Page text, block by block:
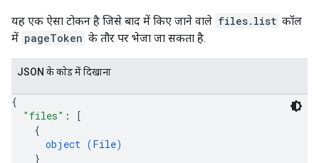
यह एक ऐसा टोकन है जिसे बाद में किए जाने वाले files.list कॉल
में pageToken के तौर पर भेजा जा सकता है.
JSON के काेड में दिखाना
{
"files" :
[
{
object (File)
}